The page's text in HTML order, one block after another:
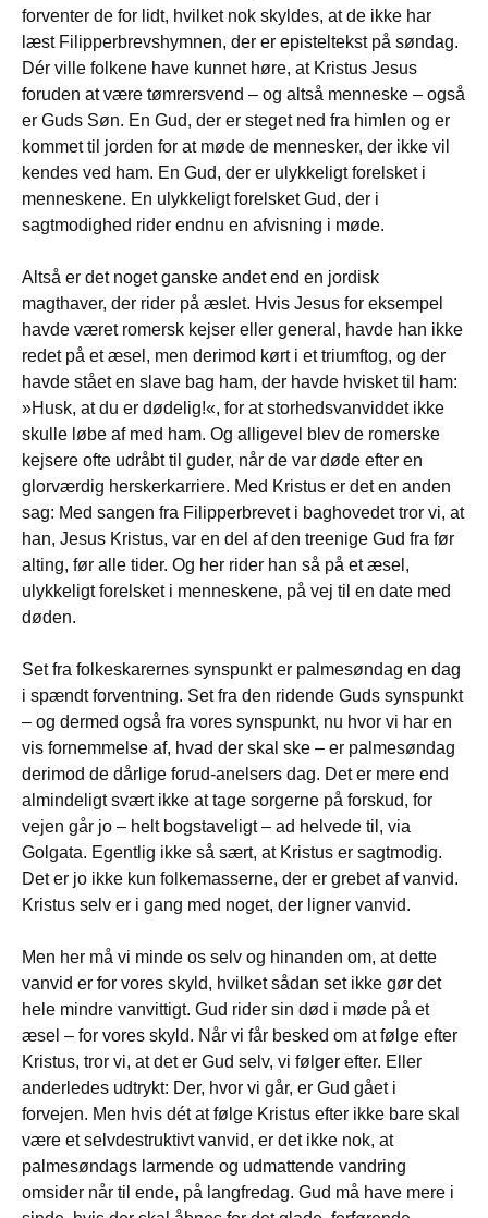
forventer de for lidt, hvilket nok skyldes, at de ikke har
læst Filipperbrevs­hymnen, der er episteltekst på søndag.
Dér ville folkene have kunnet høre, at Kristus Jesus
foruden at være tømrersvend – og altså menneske – også
er Guds Søn. En Gud, der er steget ned fra himlen og er
kommet til jorden for at møde de mennesker, der ikke vil
kendes ved ham. En Gud, der er ulykkeligt forelsket i
menneskene. En ulykkeligt forelsket Gud, der i
sagtmodighed rider endnu en afvisning i møde.
Altså er det noget ganske andet end en jordisk
magthaver, der rider på æslet. Hvis Jesus for eksempel
havde været romersk kejser eller general, havde han ikke
redet på et æsel, men derimod kørt i et triumftog, og der
havde stået en slave bag ham, der havde hvisket til ham:
»Husk, at du er dødelig!«, for at storhedsvanviddet ikke
skulle løbe af med ham. Og alligevel blev de romerske
kejsere ofte udråbt til guder, når de var døde efter en
glorværdig herskerkarriere. Med Kristus er det en anden
sag: Med sangen fra Filipperbrevet i baghovedet tror vi, at
han, Jesus Kristus, var en del af den treenige Gud fra før
alting, før alle tider. Og her rider han så på et æsel,
ulykkeligt forelsket i menneskene, på vej til en date med
døden.
Set fra folkeskarernes synspunkt er palmesøndag en dag
i spændt forventning. Set fra den ridende Guds synspunkt
– og dermed også fra vores synspunkt, nu hvor vi har en
vis fornemmelse af, hvad der skal ske – er palmesøndag
derimod de dårlige forud-anelsers dag. Det er mere end
almindeligt svært ikke at tage sorgerne på forskud, for
vejen går jo – helt bogstaveligt – ad helvede til, via
Golgata. Egentlig ikke så sært, at Kristus er sagtmodig.
Det er jo ikke kun folkemasserne, der er grebet af vanvid.
Kristus selv er i gang med noget, der ligner vanvid.
Men her må vi minde os selv og hinanden om, at dette
vanvid er for vores skyld, hvilket sådan set ikke gør det
hele mindre vanvittigt. Gud rider sin død i møde på et
æsel – for vores skyld. Når vi får besked om at følge efter
Kristus, tror vi, at det er Gud selv, vi følger efter. Eller
anderledes udtrykt: Der, hvor vi går, er Gud gået i
forvejen. Men hvis dét at følge Kristus efter ikke bare skal
være et selvdestruktivt vanvid, er det ikke nok, at
palmesøndags larmende og udmattende vandring
omsider når til ende, på langfredag. Gud må have mere i